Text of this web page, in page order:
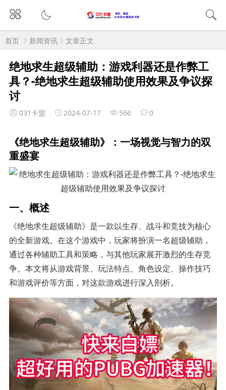
首页 新闻资讯 文章正文
绝地求生超级辅助：游戏利器还是作弊工
具？-绝地求生超级辅助使用效果及争议探
讨
031卡盟 2024-07-17 566 0
《绝地求生超级辅助》：一场视觉与智力的双
重盛宴
一、概述
《绝地求生超级辅助》是一款以生存、战斗和竞技为核心
的全新游戏。在这个游戏中，玩家将扮演一名超级辅助，
通过各种辅助工具和策略，与其他玩家展开激烈的生存竞
争。本文将从游戏背景、玩法特点、角色设定、操作技巧
和游戏评价等方面，对这款游戏进行深入剖析。